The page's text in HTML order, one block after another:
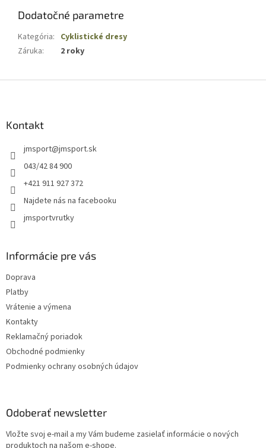
Dodatočné parametre
Kategória: Cyklistické dresy
Záruka: 2 roky
Kontakt
jmsport@jmsport.sk
043/42 84 900
+421 911 927 372
Najdete nás na facebooku
jmsportvrutky
Informácie pre vás
Doprava
Platby
Vrátenie a výmena
Kontakty
Reklamačný poriadok
Obchodné podmienky
Podmienky ochrany osobných údajov
Odoberať newsletter
Vložte svoj e-mail a my Vám budeme zasielať informácie o nových